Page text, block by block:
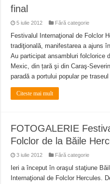
final
5 iulie 2012 Fără categorie
Festivalul Internaţional de Folclor
tradiţională, manifestarea a ajuns
Au participat ansambluri folclorice
Mexic, din țară şi din Caraş-
paradă a portului popular pe
Citeste mai mult
FOTOGALERIE
Folclor de la Băile
3 iulie 2012 Fără categorie
Ieri a început în oraşul staţiune
Internaţional de Folclor Hercules.